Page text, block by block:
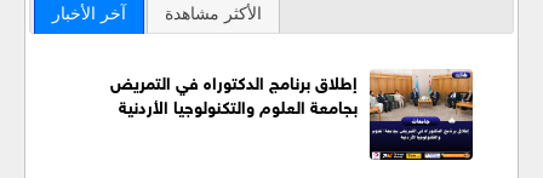
آخر الأخبار الأكثر مشاهدة
إطلاق برنامج الدكتوراه في التمريض
بجامعة العلوم والتكنولوجيا الأردنية